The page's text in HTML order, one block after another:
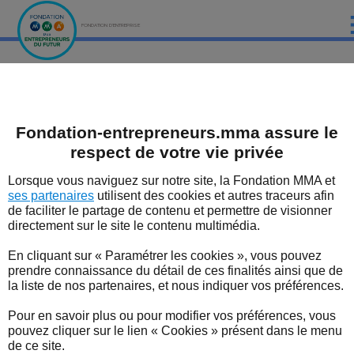
FONDATION D'ENTREPRISE
LES ÉTUDES DE LA FONDATION MMA
LES EXPERTS
LES BONNES NOUVELLES DU TERRITOIRE
L'ACTUALITÉ
Les évènements de la
Fondation MMA
La Fondation d’entreprise MMA des Entrepreneurs du
Futur organise avec les réseaux entrepreneuriaux
nationaux ou locaux de nombreux évènements sur
tout le territoire français : conférences, ateliers,
networking ou tables rondes.
Fondation-entrepreneurs.mma assure le
respect de votre vie privée
Lorsque vous naviguez sur notre site, la Fondation MMA et
ses partenaires utilisent des cookies et autres traceurs afin
de faciliter le partage de contenu et permettre de visionner
directement sur le site le contenu multimédia.
En cliquant sur « Paramétrer les cookies », vous pouvez
prendre connaissance du détail de ces finalités ainsi que de
la liste de nos partenaires, et nous indiquer vos préférences.
Pour en savoir plus ou pour modifier vos préférences, vous
pouvez cliquer sur le lien « Cookies » présent dans le menu
de ce site.